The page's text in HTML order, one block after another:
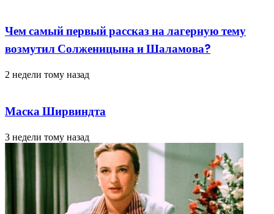
Чем самый первый рассказ на лагерную тему
возмутил Солженицына и Шаламова?
2 недели тому назад
Маска Ширвиндта
3 недели тому назад